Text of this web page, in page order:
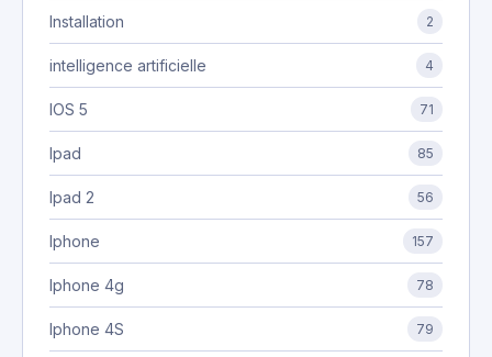
Installation 2
intelligence artificielle 4
IOS 5 71
Ipad 85
Ipad 2 56
Iphone 157
Iphone 4g 78
Iphone 4S 79